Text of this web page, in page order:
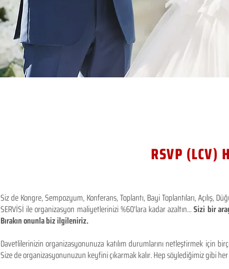
RSVP (LCV)
Siz de Kongre, Sempozyum, Konferans, Toplantı, Bayi Toplantıları, Açılış,
SERVİSİ ile organizasyon maliyetlerinizi %60'lara kadar azaltın...Sizi bir
Bırakın onunla biz ilgileniriz.
Davetlilerinizin organizasyonunuza katılım durumlarını netleştirmek için
Size de organizasyonunuzun keyfini çıkarmak kalır. Hep söylediğimiz gibi